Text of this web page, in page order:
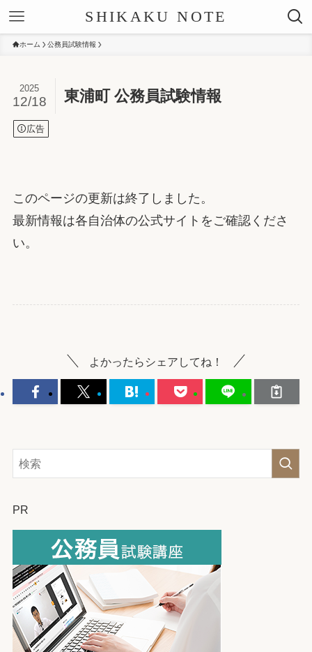
SHIKAKU NOTE
ホーム 公務員試験情報
東浦町 公務員試験情報
2025
12/18
広告
このページの更新は終了しました。
最新情報は各自治体の公式サイトをご確認くださ
い。
よかったらシェアしてね！
PR